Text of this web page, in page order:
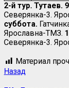
2-й тур. Тутаев.
Северянка-3.
суббота.
Ярославна-ТМЗ.
Северянка-3.
Материал
Навигация
Назад